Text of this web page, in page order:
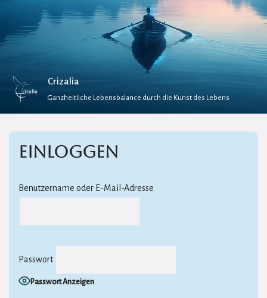
Crizalia
Ganzheitliche Lebensbalance durch die Kunst des Lebens
Einloggen
Benutzername oder E-Mail-Adresse
Passwort
Passwort Anzeigen